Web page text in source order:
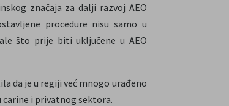
značaja za dalji razvoj AEO
procedure nisu samo u
što prije biti uključene u AEO
da je u regiji već mnogo urađeno
carine i privatnog sektora.